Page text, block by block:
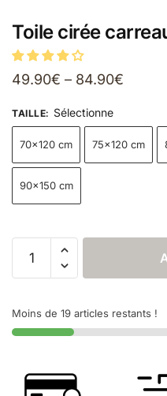
Toile cirée
49.90€ – 84.90€
TAILLE: Sélectionne
70x120 cm 75x120 cm
90x150 cm
Moins de 19 articles restants !